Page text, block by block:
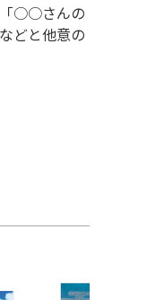
「○○さんの
どと他意の